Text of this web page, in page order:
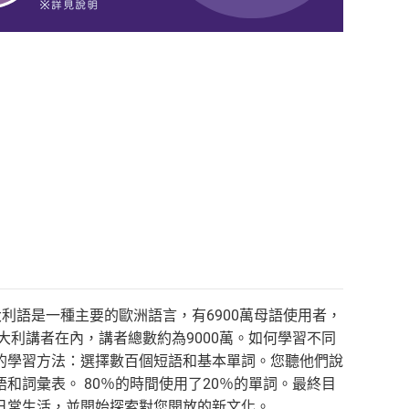
語是一種主要的歐洲語言，有6900萬母語使用者，
講者在內，講者總數約為9000萬。如何學習不同
習方法：選擇數百個短語和基本單詞。您聽他們說
詞彙表。 80％的時間使用了20％的單詞。最終目